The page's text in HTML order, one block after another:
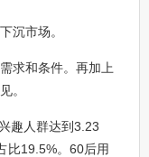
沉市场。
求和条件。再加上
。
趣人群达到3.23
比19.5%。60后用